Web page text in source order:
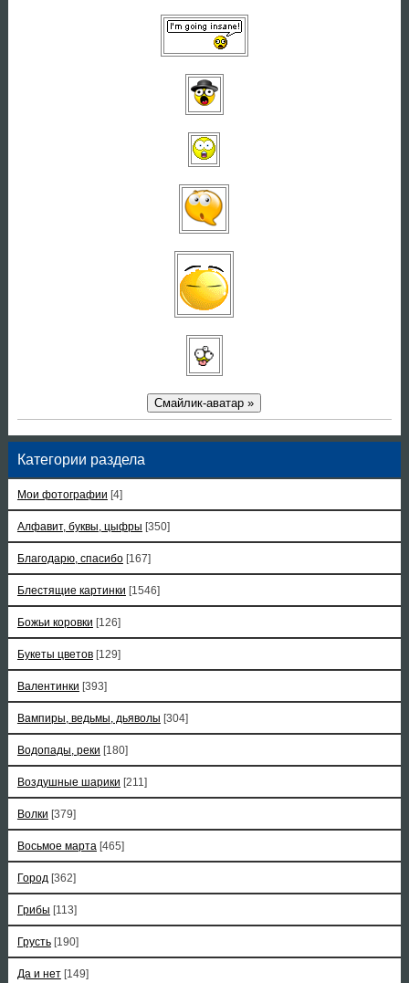
Смайлик-аватар »
Категории раздела
Мои фотографии [4]
Алфавит, буквы, цыфры [350]
Благодарю, спасибо [167]
Блестящие картинки [1546]
Божьи коровки [126]
Букеты цветов [129]
Валентинки [393]
Вампиры, ведьмы, дьяволы [304]
Водопады, реки [180]
Воздушные шарики [211]
Волки [379]
Восьмое марта [465]
Город [362]
Грибы [113]
Грусть [190]
Да и нет [149]